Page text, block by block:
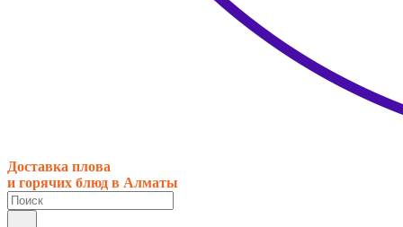
Доставка плова
и горячих блюд в Алматы